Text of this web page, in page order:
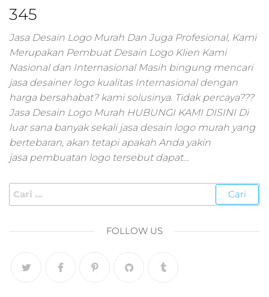
smm,media
digital,jasa digital
marketing
terbaik,marketing
online offline,jasa
digital marketing
murah,marketing
digital
page marketing
digital,digital
umkm,digital
marketing
digital
345
Jasa Desain Logo Murah Dan Juga Profesional, Kami
Merupakan Pembuat Desain Logo Klien Kami
Nasional dan Internasional Masih bingung mencari
jasa desainer logo kualitas Internasional dengan
harga bersahabat? kami solusinya. Tidak percaya???
Jasa Desain Logo Murah HUBUNGI KAMI DISINI Di
luar sana banyak sekali jasa desain logo murah yang
bertebaran, akan tetapi apakah Anda yakin
jasa pembuatan logo tersebut dapat…
FOLLOW US